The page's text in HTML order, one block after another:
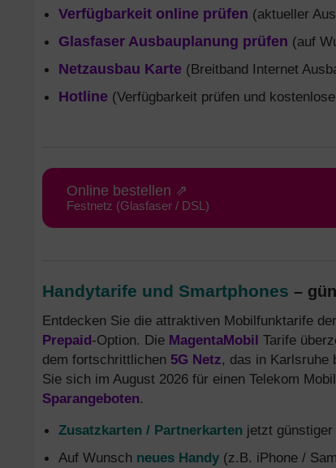
Verfügbarkeit online prüfen (aktueller
Glasfaser Ausbauplanung prüfen (auf
Netzausbau Karte (Breitband Internet
Hotline (Verfügbarkeit prüfen und
Online bestellen ⇗
Festnetz (Glasfaser / DSL)
Handytarife und Smartphones –
Entdecken Sie die attraktiven Mobilfunktarife
Prepaid-Option. Die MagentaMobil Tarife
dem fortschrittlichen 5G Netz, das in Karlsruhe
Sie sich im August 2026 für einen Telekom
Sparangeboten.
Zusatzkarten / Partnerkarten jetzt
Auf Wunsch neues Handy (z.B. iPhone /